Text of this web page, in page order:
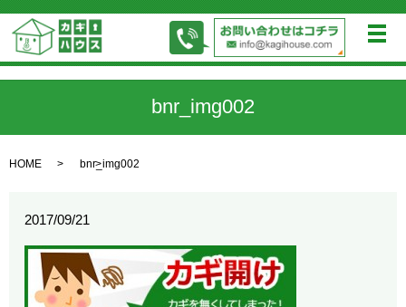
メ
bnr_img002
HOME bnr_img002
2017/09/21